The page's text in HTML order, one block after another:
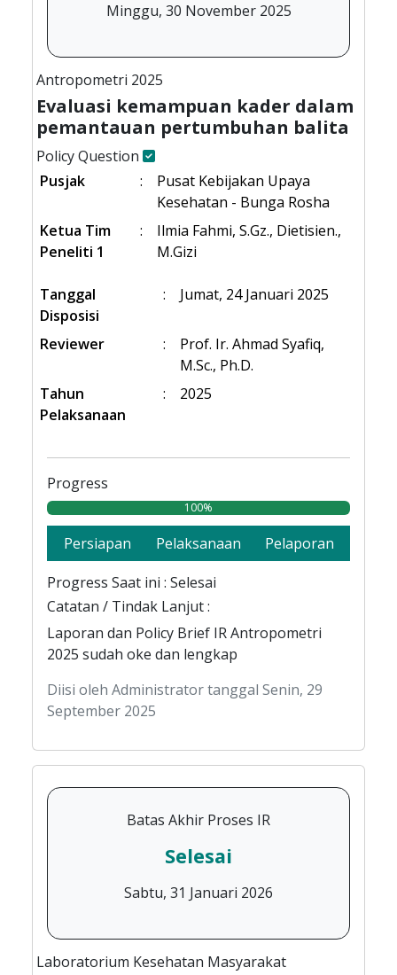
Minggu, 30 November 2025
Antropometri 2025
Evaluasi kemampuan kader dalam
pemantauan pertumbuhan balita
Policy Question
Pusjak
:
Pusat Kebijakan Upaya
Kesehatan - Bunga Rosha
Ketua Tim
Peneliti 1
:
Ilmia Fahmi, S.Gz., Dietisien.,
M.Gizi
Tanggal
Disposisi
: Jumat, 24 Januari 2025
Reviewer :
Prof. Ir. Ahmad Syafiq,
M.Sc., Ph.D.
Tahun
Pelaksanaan
: 2025
Progress
100%
Persiapan Pelaksanaan
Pelaporan
Progress Saat ini : Selesai
Catatan / Tindak Lanjut :
Laporan dan Policy Brief IR Antropometri
2025 sudah oke dan lengkap
Diisi oleh Administrator tanggal Senin, 29
September 2025
Batas Akhir Proses IR
Selesai
Sabtu, 31 Januari 2026
Laboratorium Kesehatan Masyarakat